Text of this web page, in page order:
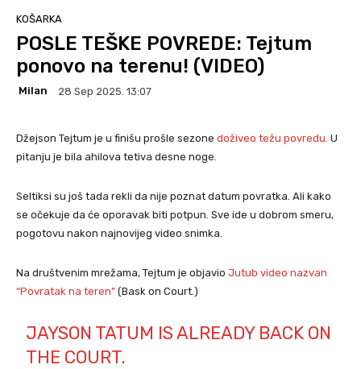
KOŠARKA
POSLE TEŠKE POVREDE: Tejtum
ponovo na terenu! (VIDEO)
Milan 28 Sep 2025. 13:07
Džejson Tejtum je u finišu prošle sezone doživeo težu povredu. U
pitanju je bila ahilova tetiva desne noge.
Seltiksi su još tada rekli da nije poznat datum povratka. Ali kako
se očekuje da će oporavak biti potpun. Sve ide u dobrom smeru,
pogotovu nakon najnovijeg video snimka.
Na društvenim mrežama, Tejtum je objavio Jutub video nazvan
“Povratak na teren” (Bask on Court.)
JAYSON TATUM IS ALREADY BACK ON
THE COURT.